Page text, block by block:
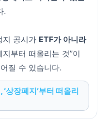
.
지 공시가 ETF가 아니라
부터 떠올리는 것”이
질 수 있습니다.
상장폐지’부터 떠올리